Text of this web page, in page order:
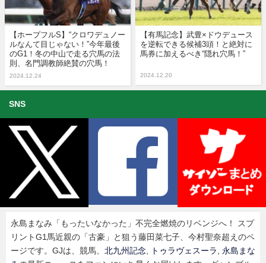
【ホープフルS】“クロワデュノー
ルなんて目じゃない！”今年最後
のG1！冬の中山で走る穴馬の法
則、名門調教師絶賛の穴馬！
2024.12.24
【有馬記念】武豊×ドウデュース
を逆転できる候補3頭！と絶対に
馬券に加えるべき“隠れ穴馬！”
2024.12.20
SNS
永島まなみ「もったいなかった」不完全燃焼のリベンジへ！ スプ
リントG1馬近親の「古豪」と狙う藤田菜七子、今村聖奈超えのペ
ージです。GJは、競馬、 北九州記念 トゥラヴェスーラ
永島まな